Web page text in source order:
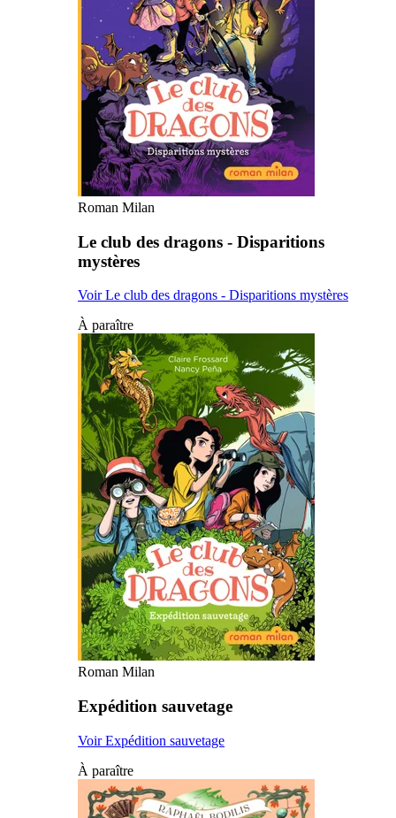
Roman Milan
Le club des dragons - Disparitions
mystères
Voir Le club des dragons - Disparitions mystères
À paraître
Roman Milan
Expédition sauvetage
Voir Expédition sauvetage
À paraître